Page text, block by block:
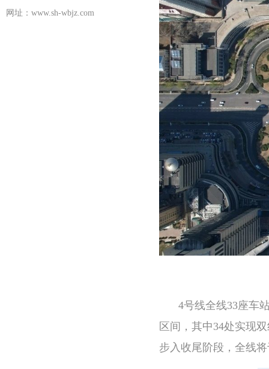
网址：www.sh-wbjz.com
4号线全线33座车
区间，其中34处实现
步入收尾阶段，全线